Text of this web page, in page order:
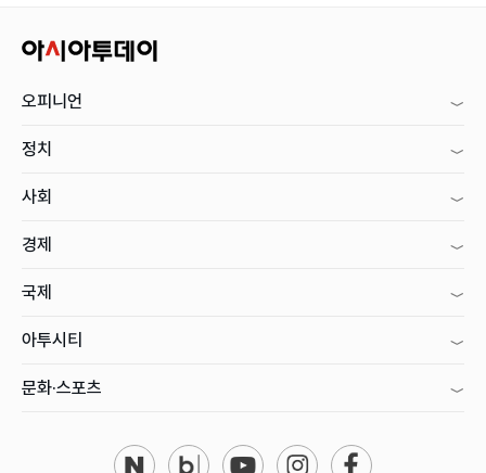
오피니언
정치
사회
경제
국제
아투시티
문화·스포츠